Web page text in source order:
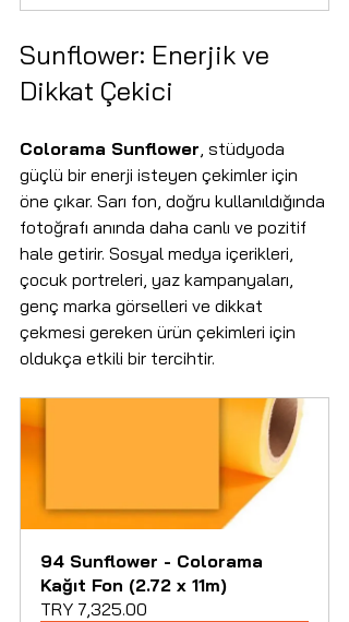
Sunflower: Enerjik ve
Dikkat Çekici
Colorama Sunflower, stüdyoda
güçlü bir enerji isteyen çekimler için
öne çıkar. Sarı fon, doğru kullanıldığında
fotoğrafı anında daha canlı ve pozitif
hale getirir. Sosyal medya içerikleri,
çocuk portreleri, yaz kampanyaları,
genç marka görselleri ve dikkat
çekmesi gereken ürün çekimleri için
oldukça etkili bir tercihtir.
94 Sunflower - Colorama
Kağıt Fon (2.72 x 11m)
TRY 7,325.00